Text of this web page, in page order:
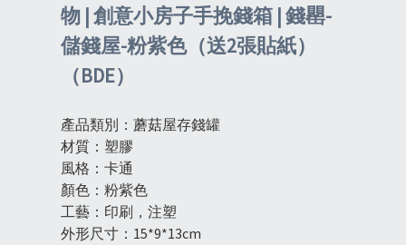
物 | 創意小房子手挽錢箱 | 錢罌-
儲錢屋-粉紫色（送2張貼紙）
（BDE）
產品類別：蘑菇屋存錢罐
材質：塑膠
風格：卡通
顏色：粉紫色
工藝：印刷，注塑
外形尺寸：15*9*13cm